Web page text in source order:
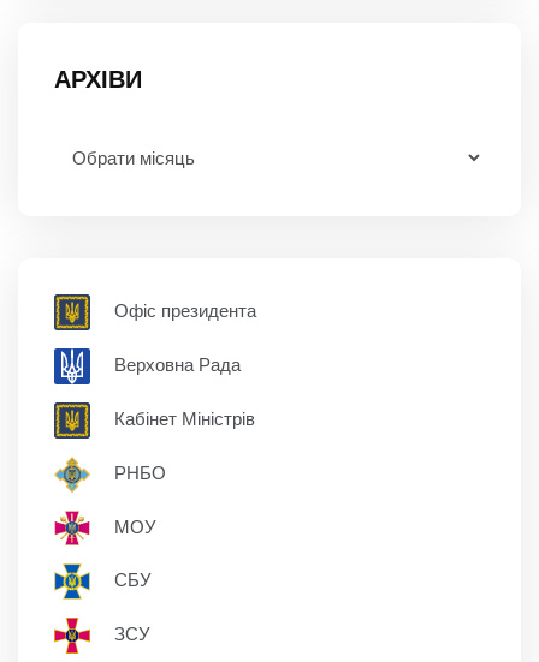
АРХІВИ
Офіс президента
Верховна Рада
Кабінет Міністрів
РНБО
МОУ
СБУ
ЗСУ